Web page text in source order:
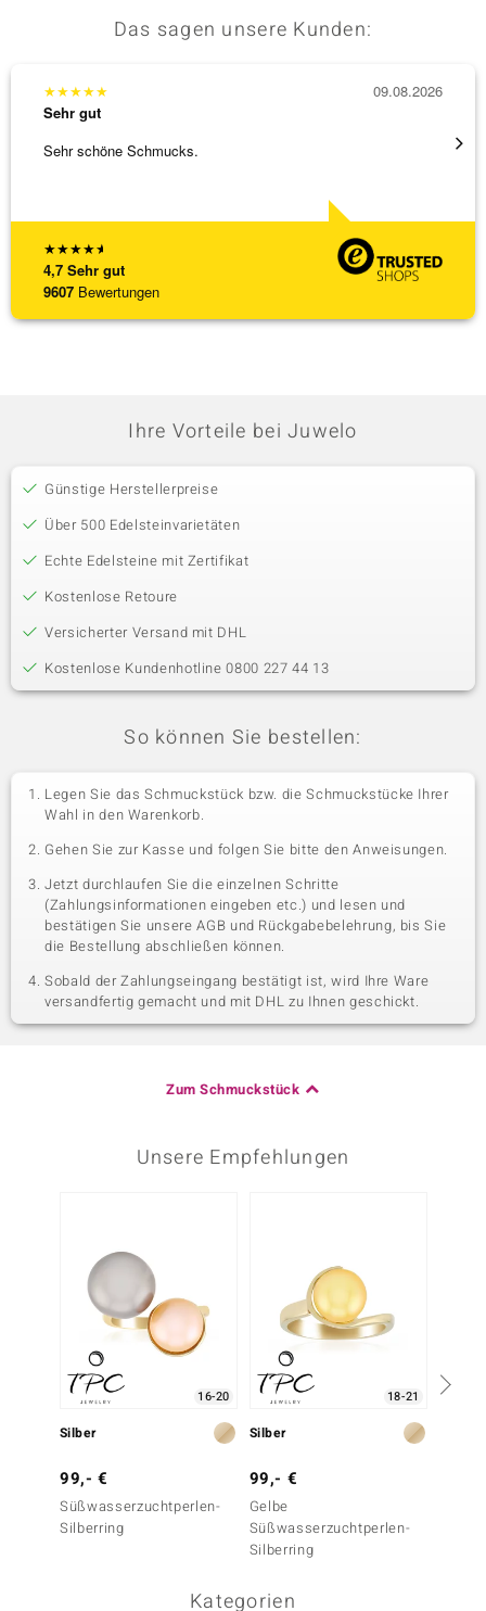
Das sagen unsere Kunden:
★★★★★
4,7 Sehr gut
9607 Bewertungen
★★★★★
Sehr gut
Sehr schöne Schmucks.
09.08.2026
Ihre Vorteile bei Juwelo
Günstige Herstellerpreise
Über 500 Edelsteinvarietäten
Echte Edelsteine mit Zertifikat
Kostenlose Retoure
Versicherter Versand mit DHL
Kostenlose Kundenhotline 0800 227 44 13
So können Sie bestellen:
Legen Sie das Schmuckstück bzw. die Schmuckstücke Ihrer
Wahl in den Warenkorb.
Gehen Sie zur Kasse und folgen Sie bitte den Anweisungen.
Jetzt durchlaufen Sie die einzelnen Schritte
(Zahlungsinformationen eingeben etc.) und lesen und
bestätigen Sie unsere AGB und Rückgabebelehrung, bis Sie
die Bestellung abschließen können.
Sobald der Zahlungseingang bestätigt ist, wird Ihre Ware
versandfertig gemacht und mit DHL zu Ihnen geschickt.
Zum Schmuckstück
Unsere Empfehlungen
16-20
Silber
99,- €
Süßwasserzuchtperlen-
Silberring
18-21
Silber
99,- €
Gelbe
Süßwasserzuchtperlen-
Silberring
Kategorien